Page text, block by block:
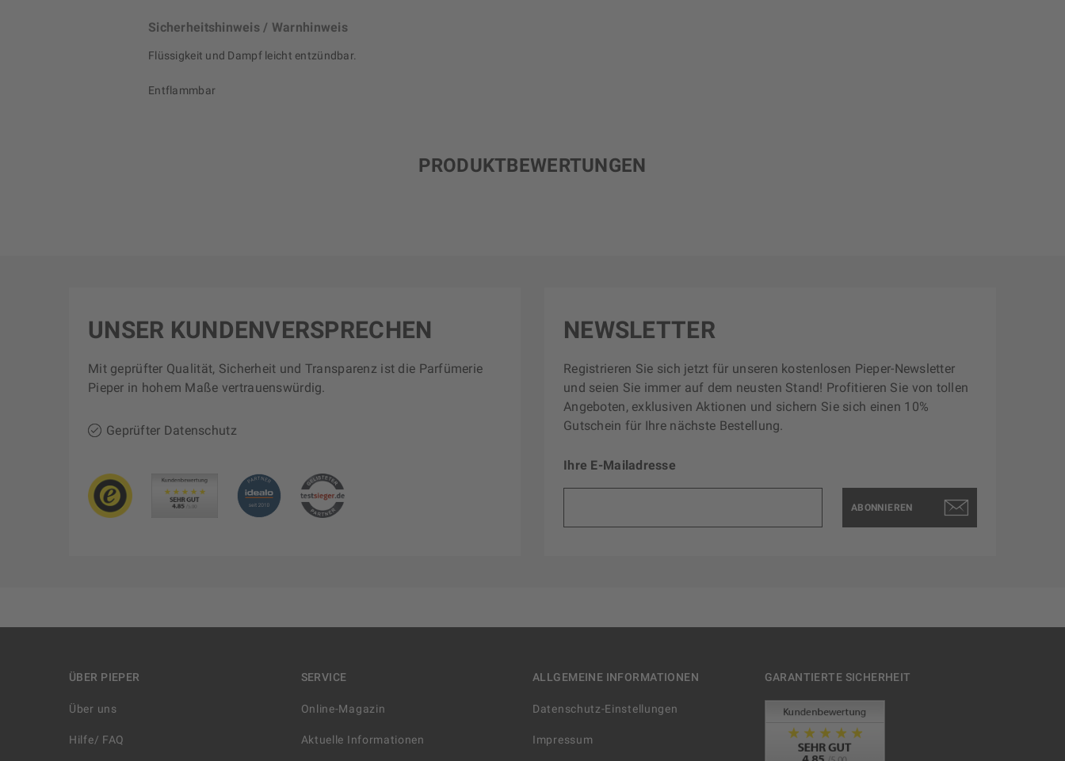
Sicherheitshinweis / Warnhinweis
Flüssigkeit und Dampf leicht entzündbar.
Entflammbar
PRODUKTBEWERTUNGEN
NEWSLETTER
Registrieren Sie sich jetzt für unseren kostenlosen Pieper-Newsletter
und seien Sie immer auf dem neusten Stand! Profitieren Sie von tollen
Angeboten, exklusiven Aktionen und sichern Sie sich einen 10%
Gutschein für Ihre nächste Bestellung.
Ihre E-Mailadresse
ABONNIEREN
UNSER KUNDENVERSPRECHEN
Mit geprüfter Qualität, Sicherheit und Transparenz ist die Parfümerie
Pieper in hohem Maße vertrauenswürdig.
Geprüfter Datenschutz
ÜBER PIEPER
Über uns
Hilfe/ FAQ
SERVICE
Online-Magazin
Aktuelle Informationen
ALLGEMEINE INFORMATIONEN
Datenschutz-Einstellungen
Impressum
GARANTIERTE SICHERHEIT